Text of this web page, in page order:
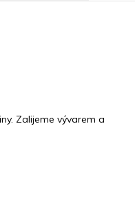
Zalijeme vývarem a